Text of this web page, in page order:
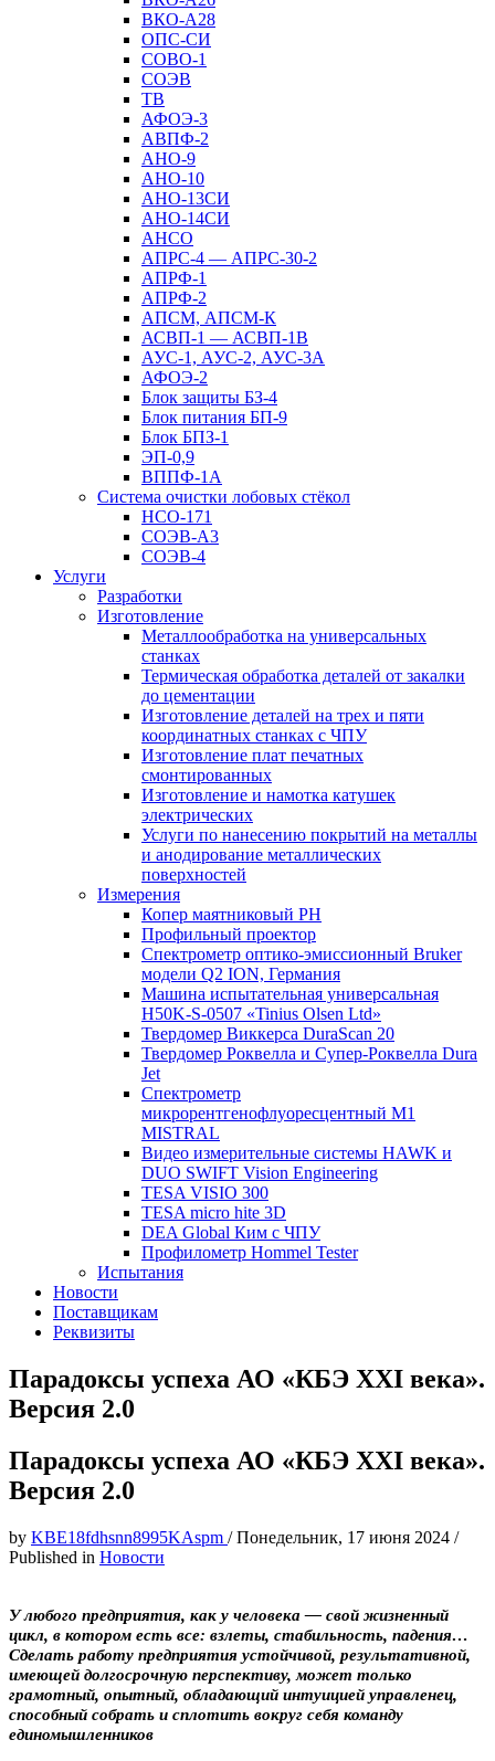
ВКО-А28
ОПС-СИ
СОВО-1
СОЭВ
ТВ
АФОЭ-3
АВПФ-2
АНО-9
АНО-10
АНО-13СИ
АНО-14СИ
АНСО
АПРС-4 — АПРС-30-2
АПРФ-1
АПРФ-2
АПСМ, АПСМ-К
АСВП-1 — АСВП-1В
АУС-1, АУС-2, АУС-3А
АФОЭ-2
Блок защиты БЗ-4
Блок питания БП-9
Блок БПЗ-1
ЭП-0,9
ВППФ-1А
Система очистки лобовых стёкол
НСО-171
СОЭВ-А3
СОЭВ-4
Услуги
Разработки
Изготовление
Металлообработка на универсальных
станках
Термическая обработка деталей от закалки
до цементации
Изготовление деталей на трех и пяти
координатных станках с ЧПУ
Изготовление плат печатных
смонтированных
Изготовление и намотка катушек
электрических
Услуги по нанесению покрытий на металлы
и анодирование металлических
поверхностей
Измерения
Копер маятниковый РН
Профильный проектор
Спектрометр оптико-эмиссионный Bruker
модели Q2 ION, Германия
Машина испытательная универсальная
H50K-S-0507 «Tinius Olsen Ltd»
Твердомер Виккерса DuraScan 20
Твердомер Роквелла и Супер-Роквелла Dura
Jet
Спектрометр
микрорентгенофлуоресцентный М1
MISTRAL
Видео измерительные системы HAWK и
DUO SWIFT Vision Engineering
TESA VISIO 300
TESA micro hite 3D
DEA Global Ким с ЧПУ
Профилометр Hommel Tester
Испытания
Новости
Поставщикам
Реквизиты
Парадоксы успеха АО «КБЭ XXI века».
Версия 2.0
Парадоксы успеха АО «КБЭ XXI века».
Версия 2.0
by KBE18fdhsnn8995KAspm /Понедельник, 17 июня 2024 /
Published in Новости
У любого предприятия, как у человека — свой жизненный
цикл, в котором есть все: взлеты, стабильность, падения…
Сделать работу предприятия устойчивой, результативной,
имеющей долгосрочную перспективу, может только
грамотный, опытный, обладающий интуицией управленец,
способный собрать и сплотить вокруг себя команду
единомышленников